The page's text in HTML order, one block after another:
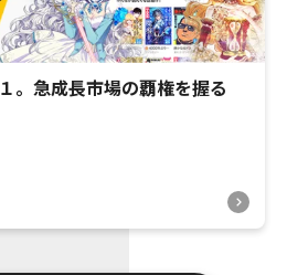
。急成長市場の覇権を握る